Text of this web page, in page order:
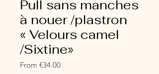
Pull sans manches
à nouer /plastron
« Velours camel
/Sixtine»
From €34.00Sale